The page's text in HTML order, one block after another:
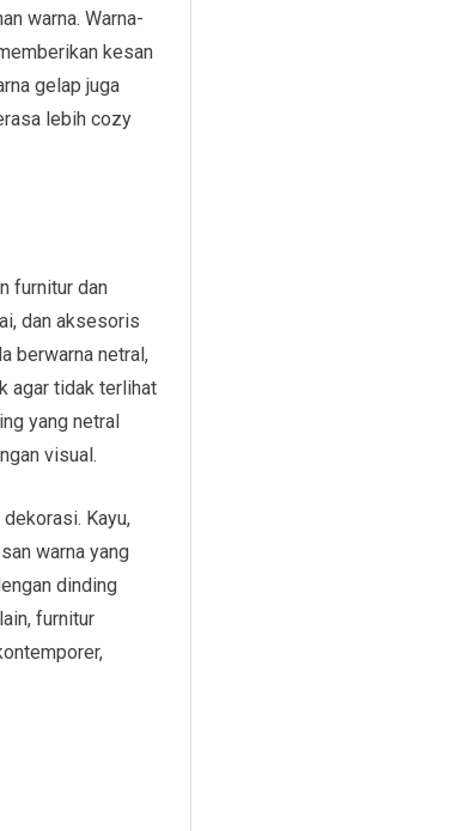
warna. Warna-
kesan
gelap juga
lebih cozy
furnitur dan
dan aksesoris
berwarna netral,
agar tidak terlihat
yang netral
visual.
Kayu,
warna yang
dinding
furnitur